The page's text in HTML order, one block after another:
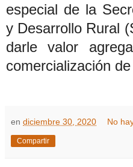
especial de la
y Desarrollo Rural
darle valor
comercialización
en diciembre 30, 2020 No
Compartir